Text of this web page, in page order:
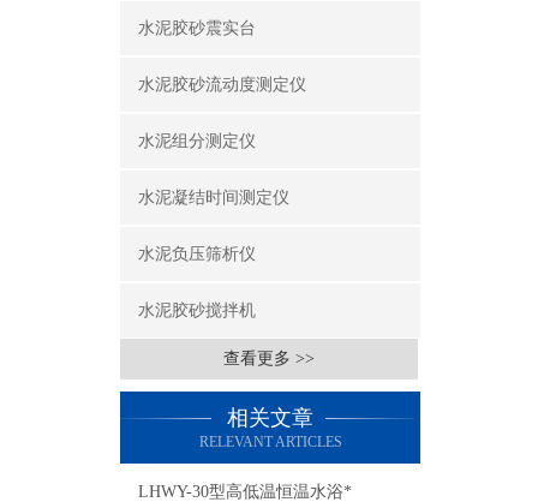
水泥胶砂震实台
水泥胶砂流动度测定仪
水泥组分测定仪
水泥凝结时间测定仪
水泥负压筛析仪
水泥胶砂搅拌机
查看更多 >>
相关文章
RELEVANT ARTICLES
LHWY-30型高低温恒温水浴*